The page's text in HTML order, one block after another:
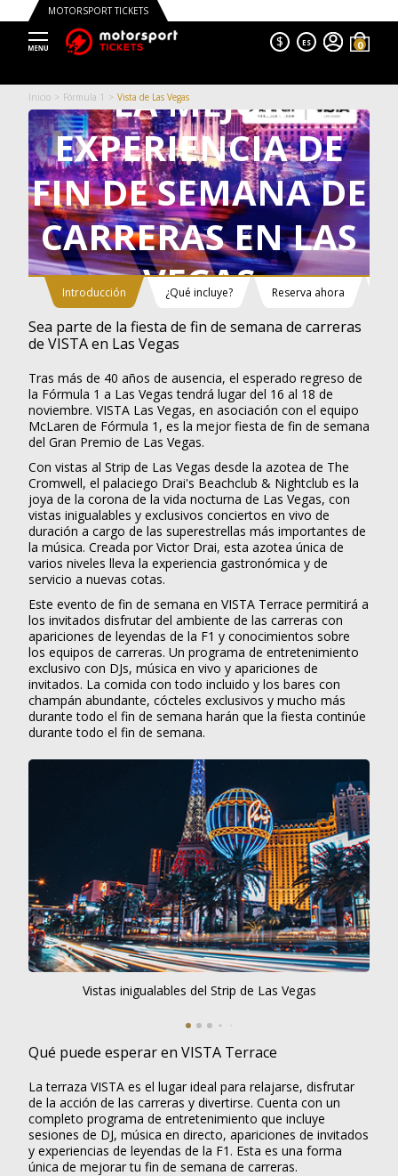
MOTORSPORT TICKETS
$ ES
Inicio Fórmula 1 Vista de Las Vegas
LA MEJOR
EXPERIENCIA DE
FIN DE SEMANA DE
CARRERAS EN LAS
VEGAS
Introducción ¿Qué incluye? Reserva ahora
Sea parte de la fiesta de fin de semana de carreras
de VISTA en Las Vegas
Tras más de 40 años de ausencia, el esperado regreso de
la Fórmula 1 a Las Vegas tendrá lugar del 16 al 18 de
noviembre. VISTA Las Vegas, en asociación con el equipo
McLaren de Fórmula 1, es la mejor fiesta de fin de semana
del Gran Premio de Las Vegas.
Con vistas al Strip de Las Vegas desde la azotea de The
Cromwell, el palaciego Drai's Beachclub & Nightclub es la
joya de la corona de la vida nocturna de Las Vegas, con
vistas inigualables y exclusivos conciertos en vivo de
duración a cargo de las superestrellas más importantes de
la música. Creada por Victor Drai, esta azotea única de
varios niveles lleva la experiencia gastronómica y de
servicio a nuevas cotas.
Este evento de fin de semana en VISTA Terrace permitirá a
los invitados disfrutar del ambiente de las carreras con
apariciones de leyendas de la F1 y conocimientos sobre
los equipos de carreras. Un programa de entretenimiento
exclusivo con DJs, música en vivo y apariciones de
invitados. La comida con todo incluido y los bares con
champán abundante, cócteles exclusivos y mucho más
durante todo el fin de semana harán que la fiesta continúe
durante todo el fin de semana.
Vistas inigualables del Strip de Las Vegas
Qué puede esperar en VISTA Terrace
La terraza VISTA es el lugar ideal para relajarse, disfrutar
de la acción de las carreras y divertirse. Cuenta con un
completo programa de entretenimiento que incluye
sesiones de DJ, música en directo, apariciones de invitados
y experiencias de leyendas de la F1. Esta es una forma
única de mejorar tu fin de semana de carreras.